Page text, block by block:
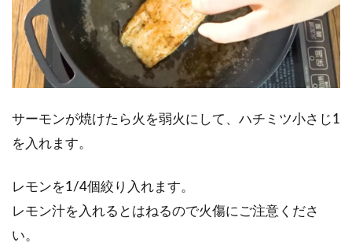
サーモンが焼けたら火を弱火にして、ハチミツ小さじ1
を入れます。
レモンを1/4個絞り入れます。
レモン汁を入れるとはねるので火傷にご注意くださ
い。